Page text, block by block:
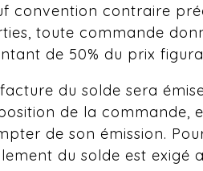
convention contraire
toute commande
de 50% du prix
du solde sera
de la commande,
de son émission.
du solde est exigé